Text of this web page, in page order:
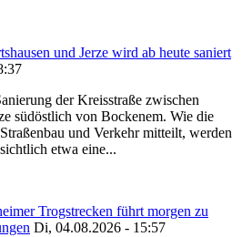
und Jerze wird ab heute saniert
der Kreisstraße zwischen
südöstlich von Bockenem. Wie die
und Verkehr mitteilt, werden
etwa eine...
Trogstrecken führt morgen zu
Di, 04.08.2026 - 15:57